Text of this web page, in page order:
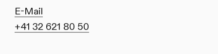
E-Mail
+41 32 621 80 50